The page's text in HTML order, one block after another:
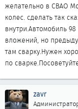
желательно в СВАО
колес. сделать так
внутри.Автомобиль
вложений, но
там сварку.Нужен
по
zavr